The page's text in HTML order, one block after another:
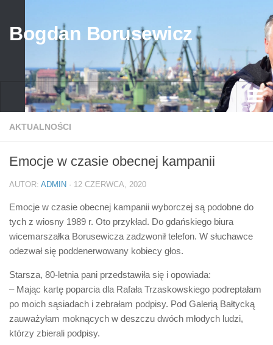
Bogdan Borusewicz
Aktualności
przed 1989
po 1989
Media
Galeria
Życiorys
Biuro Senatorskie
Polecane
Senat
Platforma Obywatelska
AKTUALNOŚCI
Emocje w czasie obecnej kampanii
AUTOR: ADMIN · 12 CZERWCA, 2020
Emocje w czasie obecnej kampanii wyborczej są podobne do
tych z wiosny 1989 r. Oto przykład. Do gdańskiego biura
wicemarszałka Borusewicza zadzwonił telefon. W słuchawce
odezwał się poddenerwowany kobiecy głos.
Starsza, 80-letnia pani przedstawiła się i opowiada:
– Mając kartę poparcia dla Rafała Trzaskowskiego podreptałam
po moich sąsiadach i zebrałam podpisy. Pod Galerią Bałtycką
zauważyłam moknących w deszczu dwóch młodych ludzi,
którzy zbierali podpisy.